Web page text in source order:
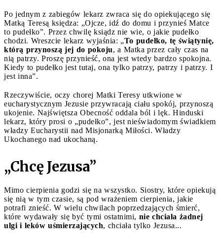
Po jednym z zabiegów lekarz zwraca się do opiekującego się
Matką Teresą księdza: „Ojcze, idź do domu i przynieś Matce
to pudełko”. Przez chwilę ksiądz nie wie, o jakie pudełko
chodzi. Wreszcie lekarz wyjaśnia: „To pudełko, tę świątynię,
którą przynoszą jej do pokoju, a Matka przez cały czas na
nią patrzy. Proszę przynieść, ona jest wtedy bardzo spokojna.
Kiedy to pudełko jest tutaj, ona tylko patrzy, patrzy i patrzy. I
jest inna”.
Rzeczywiście, oczy chorej Matki Teresy utkwione w
eucharystycznym Jezusie przywracają ciału spokój, przynoszą
ukojenie. Najświętsza Obecność oddala ból i lęk. Hinduski
lekarz, który prosi o „pudełko”, jest nieświadomym świadkiem
władzy Eucharystii nad Misjonarką Miłości. Władzy
Ukochanego nad ukochaną.
„Chcę Jezusa”
Mimo cierpienia godzi się na wszystko. Siostry, które opiekują
się nią w tym czasie, są pod wrażeniem cierpienia, jakie
potrafi znieść. W wielu chwilach poprzedzających śmierć,
które wydawały się być tymi ostatnimi, nie chciała żadnej
ulgi i leków uśmierzających, chciała tylko Jezusa...